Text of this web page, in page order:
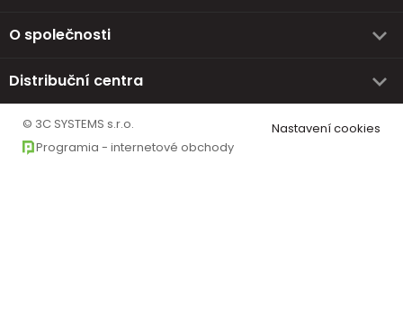
O společnosti
Distribuční centra
© 3C SYSTEMS s.r.o.
Nastavení cookies
Programia - internetové obchody